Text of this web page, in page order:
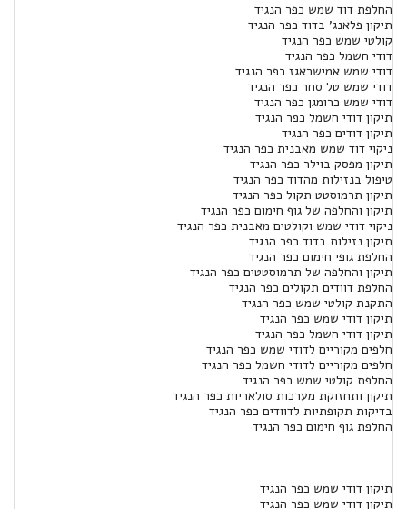
החלפת דוד שמש כפר הנגיד
תיקון פלאנג' בדוד כפר הנגיד
קולטי שמש כפר הנגיד
דודי חשמל כפר הנגיד
דודי שמש אמישראגז כפר הנגיד
דודי שמש טל סחר כפר הנגיד
דודי שמש כרומגן כפר הנגיד
תיקון דודי חשמל כפר הנגיד
תיקון דודים כפר הנגיד
ניקוי דוד שמש מאבנית כפר הנגיד
תיקון מפסק בוילר כפר הנגיד
טיפול בנזילות מהדוד כפר הנגיד
תיקון תרמוסטט תקול כפר הנגיד
תיקון והחלפה של גוף חימום כפר הנגיד
ניקוי דודי שמש וקולטים מאבנית כפר הנגיד
תיקון נזילות בדוד כפר הנגיד
החלפת גופי חימום כפר הנגיד
תיקון והחלפה של תרמוסטטים כפר הנגיד
החלפת דוודים תקולים כפר הנגיד
התקנת קולטי שמש כפר הנגיד
תיקון דודי שמש כפר הנגיד
תיקון דודי חשמל כפר הנגיד
חלפים מקוריים לדודי שמש כפר הנגיד
חלפים מקוריים לדודי חשמל כפר הנגיד
החלפת קולטי שמש כפר הנגיד
תיקון ותחזוקת מערכות סולאריות כפר הנגיד
בדיקות תקופתיות לדוודים כפר הנגיד
החלפת גוף חימום כפר הנגיד
תיקון דודי שמש כפר הנגיד
תיקון דודי שמש כפר הנגיד